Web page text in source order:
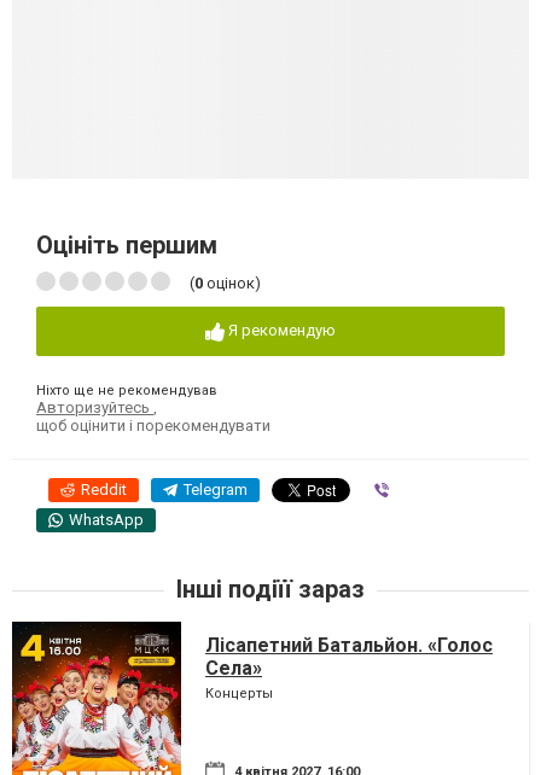
Оцініть першим
(0 оцінок)
Я рекомендую
Ніхто ще не рекомендував
Авторизуйтесь
щоб оцінити і порекомендувати
Reddit Telegram
WhatsApp
Інші подіїї зараз
Лісапетний Батальйон. «Голос
Села»
Концерты
4 квітня 2027, 16:00